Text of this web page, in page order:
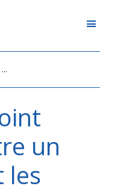
QUEL EST LE POINT COMMUN
un
les